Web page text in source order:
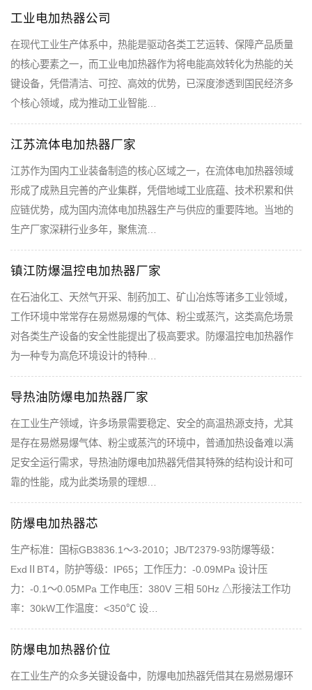
工业电加热器公司
在现代工业生产体系中，热能是驱动各类工艺运转、保障产品质量
的核心要素之一，而工业电加热器作为将电能高效转化为热能的关
键设备，凭借清洁、可控、高效的优势，已深度渗透到国民经济多
个核心领域，成为推动工业智能…
江苏流体电加热器厂家
江苏作为国内工业装备制造的核心区域之一，在流体电加热器领域
形成了成熟且完善的产业集群，凭借地域工业底蕴、技术积累和供
应链优势，成为国内流体电加热器生产与供应的重要阵地。当地的
生产厂家深耕行业多年，聚焦流…
镇江防爆温控电加热器厂家
在石油化工、天然气开采、制药加工、矿山冶炼等诸多工业领域，
工作环境中常常存在易燃易爆的气体、粉尘或蒸汽，这类高危场景
对各类生产设备的安全性能提出了极高要求。防爆温控电加热器作
为一种专为高危环境设计的特种…
导热油防爆电加热器厂家
在工业生产领域，许多场景需要稳定、安全的高温热源支持，尤其
是存在易燃易爆气体、粉尘或蒸汽的环境中，普通加热设备难以满
足安全运行需求，导热油防爆电加热器凭借其特殊的结构设计和可
靠的性能，成为此类场景的理想…
防爆电加热器芯
生产标准：国标GB3836.1～3-2010；JB/T2379-93防爆等级：
ExdⅡBT4，防护等级：IP65；工作压力：-0.09MPa 设计压
力：-0.1～0.05MPa 工作电压：380V 三相 50Hz △形接法工作功
率：30kW工作温度：<350℃ 设…
防爆电加热器价位
在工业生产的众多关键设备中，防爆电加热器凭借其在易燃易爆环